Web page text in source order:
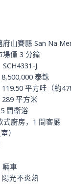
p
p
府山賽縣 San Na
場僅 3 分鐘
J
泰銖
平方哇（約
平方米
間衛浴
式廚房，1 間客廳
）
輛車
光不炎熱